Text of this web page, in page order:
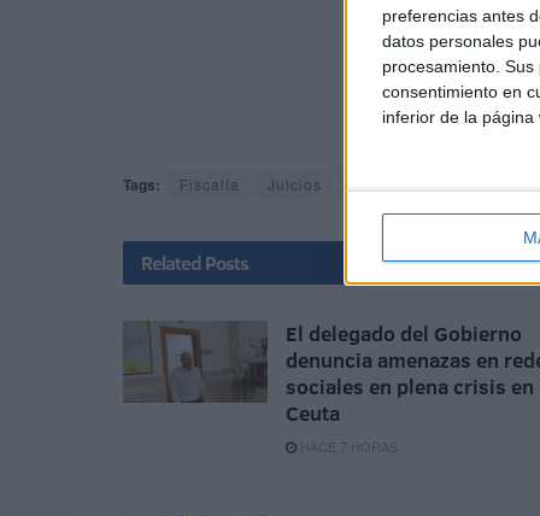
preferencias antes
datos personales
procesamiento.
consentimiento en
inferior de la página
Tags: Fiscalía Juicios
Related Posts
El delegado del Gobierno
denuncia amenazas en
sociales en plena crisis en
Ceuta
HACE 7 HORAS